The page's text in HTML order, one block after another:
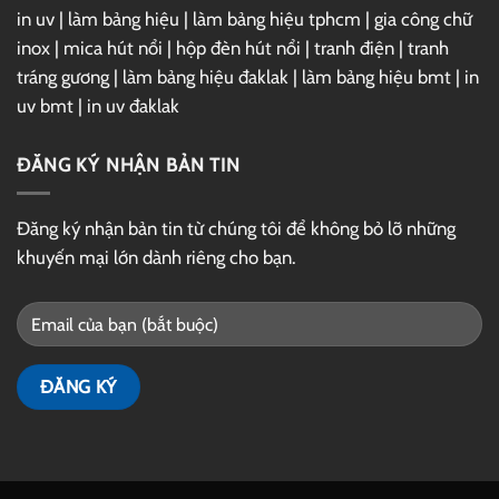
in uv | làm bảng hiệu | làm bảng hiệu tphcm | gia công chữ
inox | mica hút nổi | hộp đèn hút nổi | tranh điện | tranh
tráng gương | làm bảng hiệu đaklak | làm bảng hiệu bmt | in
uv bmt | in uv đaklak
ĐĂNG KÝ NHẬN BẢN TIN
Đăng ký nhận bản tin từ chúng tôi để không bỏ lỡ những
khuyến mại lớn dành riêng cho bạn.